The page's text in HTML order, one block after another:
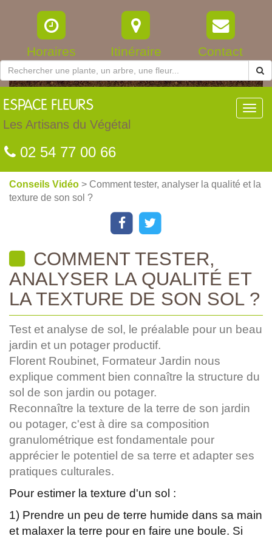
Horaires Itinéraire Contact
ESPACE FLEURS
Les Artisans du Végétal
02 54 77 00 66
Conseils Vidéo > Comment tester, analyser la qualité et la
texture de son sol ?
COMMENT TESTER,
ANALYSER LA QUALITÉ ET
LA TEXTURE DE SON SOL ?
Test et analyse de sol, le préalable pour un beau
jardin et un potager productif.
Florent Roubinet, Formateur Jardin nous
explique comment bien connaître la structure du
sol de son jardin ou potager.
Reconnaître la texture de la terre de son jardin
ou potager, c'est à dire sa composition
granulométrique est fondamentale pour
apprécier le potentiel de sa terre et adapter ses
pratiques culturales.
Pour estimer la texture d'un sol :
1) Prendre un peu de terre humide dans sa main
et malaxer la terre pour en faire une boule. Si